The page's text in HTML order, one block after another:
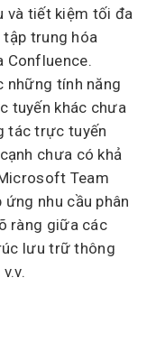
và tiết kiệm tối đa
trung hóa
Confluence.
những tính năng
tuyến khác chưa
tác trực tuyến
chưa có khả
Team
nhu cầu phân
ràng giữa các
lưu trữ thông